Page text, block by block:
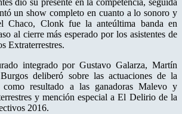
dio su presente en la competencia, seguida
un show completo en cuanto a lo sonoro y
Chaco, Clonk fue la anteúltima banda en
al cierre más esperado por los asistentes de
Extraterrestres.
integrado por Gustavo Galarza, Martín
deliberó sobre las actuaciones de la
resultado a las ganadoras Malevo y
y mención especial a El Delirio de la
2016.